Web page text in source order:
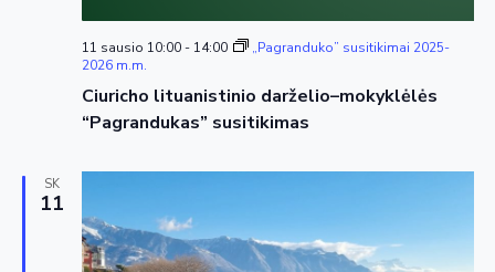
Ciuricho lituanistinio darželio–mokyklėlės
“Pagrandukas” susitikimas
11 sausio 10:00- 14:00
„Pagranduko” susitikimai 2025-
2026 m.m.
SK
11